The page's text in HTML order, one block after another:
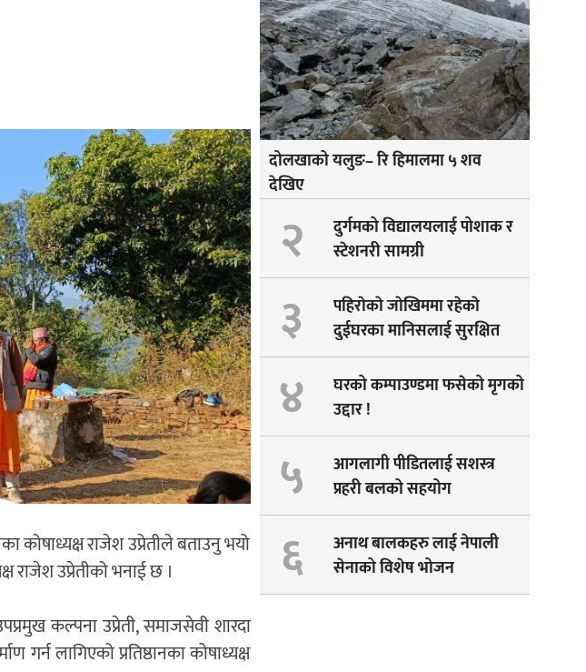
कोषाध्यक्ष राजेश उप्रेतीले बताउनु भयो
राजेश उप्रेतीको भनाई छ ।
कल्पना उप्रेती, समाजसेवी शारदा
गर्न लागिएको प्रतिष्ठानका कोषाध्यक्ष
दोलखाको यलुङ– रि हिमालमा ५ शव
देखिए
२
दुर्गमको विद्यालयलाई पोशाक र
स्टेशनरी सामग्री
३
पहिराेकाे जाेखिममा रहेकाे
दुईघरका मानिसलाई सुरक्षित
सारीयाे
४
घरको कम्पाउण्डमा फसेको मृगको
उद्दार !
५
आगलागी पीडितलाई सशस्त्र
प्रहरी बलको सहयोग
६
अनाथ बालकहरु लाई नेपाली
सेनाको विशेष भोजन